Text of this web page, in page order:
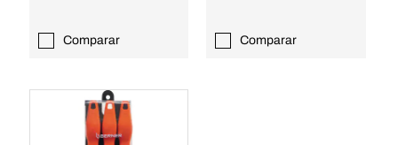
Comparar Comparar